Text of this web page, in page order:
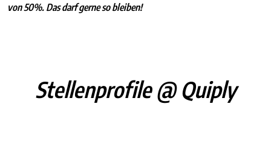
von 50%. Das darf gerne so bleiben!
Stellenprofile @ Quiply